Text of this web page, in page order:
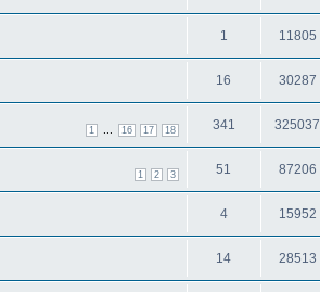
1 11805
16 30287
1 16 17 18 341 325037
1 2 3 51 87206
4 15952
14 28513